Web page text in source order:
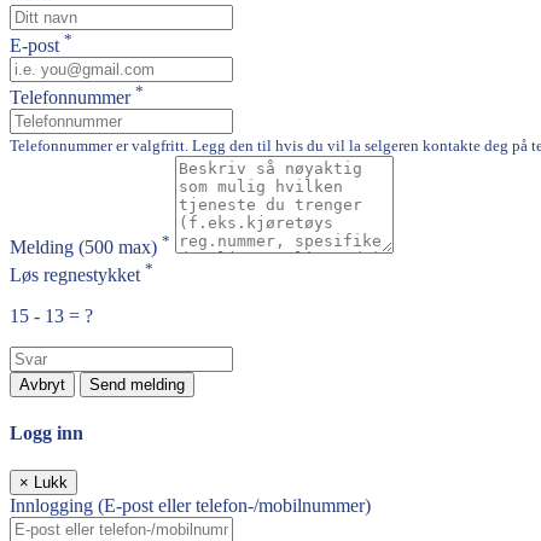
E-post *
Telefonnummer *
Telefonnummer er valgfritt. Legg den til hvis du vil la selgeren kontakte deg på
Melding (500 max) *
Løs regnestykket *
15 - 13 = ?
Avbryt Send melding
Logg inn
× Lukk
Innlogging (E-post eller telefon-/mobilnummer)